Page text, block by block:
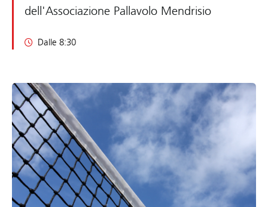
dell'Associazione Pallavolo Mendrisio
Dalle 8:30